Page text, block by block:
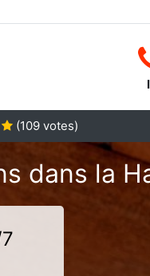
(109 votes)
dans la